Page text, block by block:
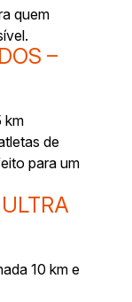
quem
–
km
de
para um
10 km e